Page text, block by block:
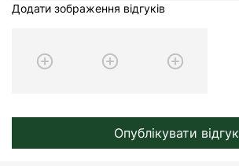
Додати зображення відгуків
Опублікувати відгук